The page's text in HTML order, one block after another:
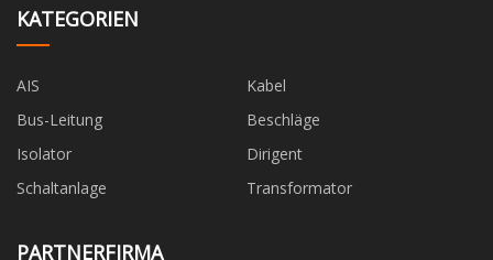
KATEGORIEN
AIS
Kabel
Bus-Leitung
Beschläge
Isolator
Dirigent
Schaltanlage
Transformator
PARTNERFIRMA